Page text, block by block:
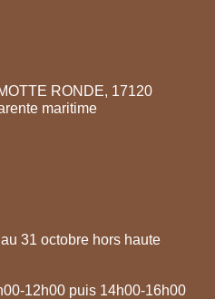
RONDE, 17120
maritime
31 octobre hors haute
12h00 puis 14h00-16h00